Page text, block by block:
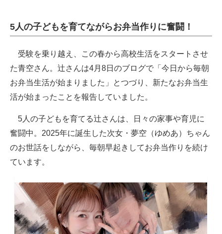
5人の子どもを育てながらお弁当作りに奮闘！
受験を乗り越え、この春から高校生活をスタートさせ
た青空さん。辻さんは4月8日のブログで「今日から毎朝
お弁当生活が始まりました」とつづり、新たなお弁当生
活が始まったことを報告していました。
5人の子どもを育てる辻さんは、日々の家事や育児に
奮闘中。2025年に誕生した次女・夢空（ゆめあ）ちゃん
のお世話をしながら、毎朝早起きしてお弁当作りを続け
ています。